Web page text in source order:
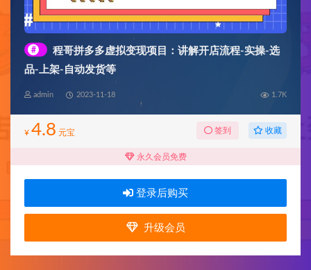
#
程哥拼多多虚拟变现项目：讲解开店流程-实操-选
品-上架-自动发货等
admin 2023-11-18 1.7K
¥ 4.8 元宝 签到 收藏
永久会员免费
登录后购买
升级会员